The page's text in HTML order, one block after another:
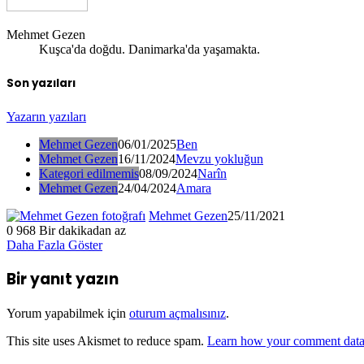
Mehmet Gezen
Kuşca'da doğdu. Danimarka'da yaşamakta.
Son yazıları
Yazarın yazıları
Mehmet Gezen06/01/2025Ben
Mehmet Gezen16/11/2024Mevzu yokluğun
Kategori edilmemis08/09/2024Narîn
Mehmet Gezen24/04/2024Amara
Mehmet Gezen25/11/2021
0 968 Bir dakikadan az
Daha Fazla Göster
Bir yanıt yazın
Yorum yapabilmek için oturum açmalısınız.
This site uses Akismet to reduce spam. Learn how your comment